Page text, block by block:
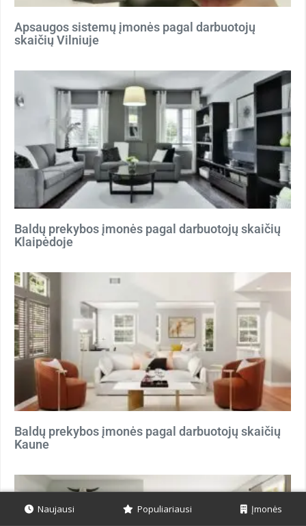
Apsaugos sistemų įmonės pagal darbuotojų
skaičių Vilniuje
Baldų prekybos įmonės pagal darbuotojų skaičių
Klaipėdoje
Baldų prekybos įmonės pagal darbuotojų skaičių
Kaune
Naujausi Populiariausi Įmonės